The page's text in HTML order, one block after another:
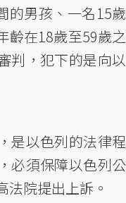
的男孩、一名15歲
齡在18歲至59歲之
判，犯下的是向以
是以色列的法律程
必須保障以色列公
法院提出上訴。